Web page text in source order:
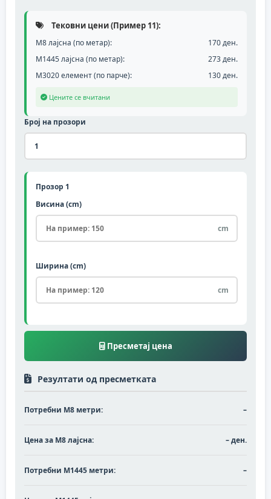
Тековни цени (Пример 11):
М8 лајсна (по метар):
170 ден.
М1445 лајсна (по метар):
273 ден.
M3020 елемент (по парче):
130 ден.
Цените се вчитани
Број на прозори
Прозор 1
Висина (cm)
cm
Ширина (cm)
cm
Пресметај цена
Резултати од пресметката
Потребни М8 метри: –
Цена за М8 лајсна: – ден.
Потребни М1445 метри: –